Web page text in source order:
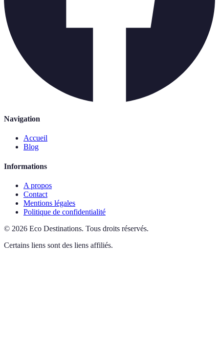
Navigation
Accueil
Blog
Informations
A propos
Contact
Mentions légales
Politique de confidentialité
© 2026 Eco Destinations. Tous droits réservés.
Certains liens sont des liens affiliés.